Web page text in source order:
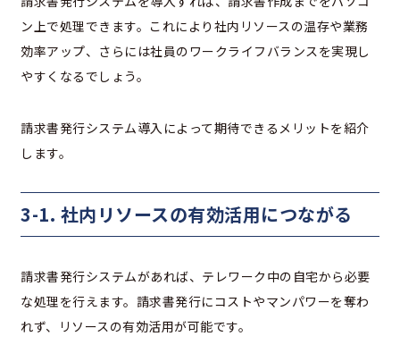
ン上で処理できます。これにより社内リソースの温存や業務
効率アップ、さらには社員のワークライフバランスを実現し
やすくなるでしょう。
請求書発行システム導入によって期待できるメリットを紹介
します。
3-1. 社内リソースの有効活用につながる
請求書発行システムがあれば、テレワーク中の自宅から必要
な処理を行えます。請求書発行にコストやマンパワーを奪わ
れず、リソースの有効活用が可能です。